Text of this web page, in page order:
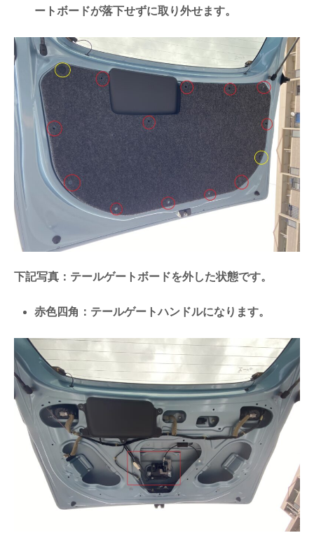
ートボードが落下せずに取り外せます。
下記写真：テールゲートボードを外した状態です。
赤色四角：テールゲートハンドルになります。